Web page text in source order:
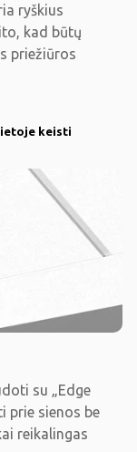
ryškius
kad būtų
priežiūros
keisti
su „Edge
prie sienos be
reikalingas